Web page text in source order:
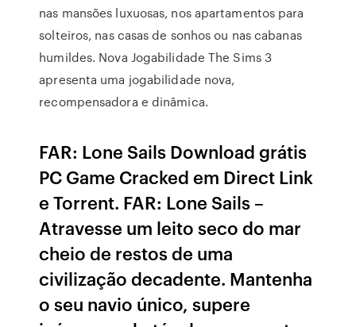
nas mansões luxuosas, nos apartamentos para
solteiros, nas casas de sonhos ou nas cabanas
humildes. Nova Jogabilidade The Sims 3
apresenta uma jogabilidade nova,
recompensadora e dinâmica.
FAR: Lone Sails Download grátis
PC Game Cracked em Direct Link
e Torrent. FAR: Lone Sails –
Atravesse um leito seco do mar
cheio de restos de uma
civilização decadente. Mantenha
o seu navio único, supere